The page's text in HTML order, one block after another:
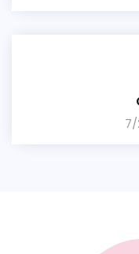
7/